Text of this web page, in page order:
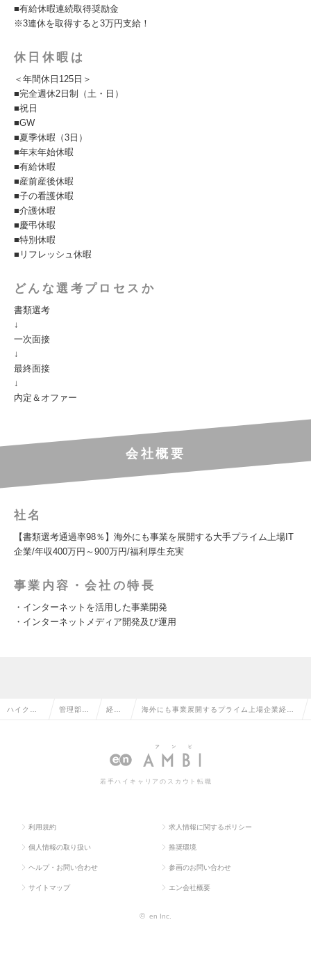
■有給休暇連続取得奨励金
※3連休を取得すると3万円支給！
休日休暇は
＜年間休日125日＞
■完全週休2日制（土・日）
■祝日
■GW
■夏季休暇（3日）
■年末年始休暇
■有給休暇
■産前産後休暇
■子の看護休暇
■介護休暇
■慶弔休暇
■特別休暇
■リフレッシュ休暇
どんな選考プロセスか
書類選考
↓
一次面接
↓
最終面接
↓
内定＆オファー
会社概要
社名
【書類選考通過率98％】海外にも事業を展開する大手プライム上場IT
企業/年収400万円～900万円/福利厚生充実
事業内容・会社の特長
・インターネットを活用した事業開発
・インターネットメディア開発及び運用
ハイクラ 管理部門 経理
職
海外にも事業展開するプライム上場企業経理
若手ハイキャリアのスカウト転職
利用規約 求人情報に関するポリシー
個人情報の取り扱い 推奨環境
ヘルプ・お問い合わせ 参画のお問い合わせ
サイトマップ エン会社概要
© en Inc.